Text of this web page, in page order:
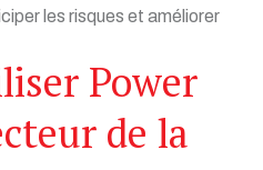
les risques et améliorer
Power
de la